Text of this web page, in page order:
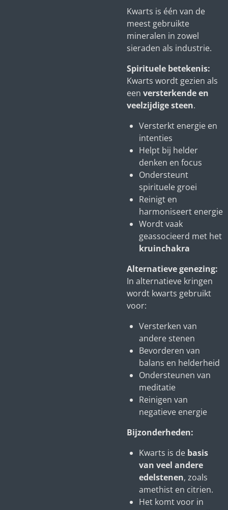
Kwarts is één van de
meest gebruikte
mineralen in zowel
sieraden als industrie.
Spirituele betekenis:
Kwarts wordt gezien als
een versterkende en
veelzijdige steen.
Versterkt energie en
intenties
Helpt bij helder
denken en focus
Ondersteunt
spirituele groei
Reinigt en
harmoniseert energie
Wordt vaak
geassocieerd met het
kruinchakra
Alternatieve genezing:
In alternatieve kringen
wordt kwarts gebruikt
voor:
Versterken van
andere stenen
Bevorderen van
balans en helderheid
Ondersteunen van
meditatie
Reinigen van
negatieve energie
Bijzonderheden:
Kwarts is de basis
van veel andere
edelstenen, zoals
amethist en citrien.
Het komt voor in